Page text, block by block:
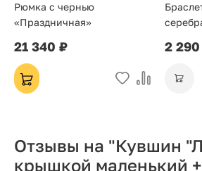
Рюмка с чернью
«Праздничная»
21 340 ₽ 2
Отзывы на "Кувшин
крышкой маленький